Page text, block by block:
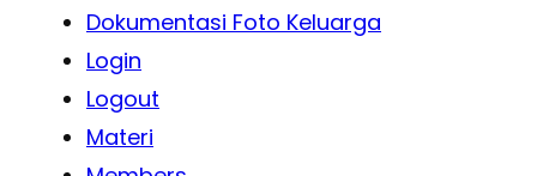
Dokumentasi Foto Keluarga
Login
Logout
Materi